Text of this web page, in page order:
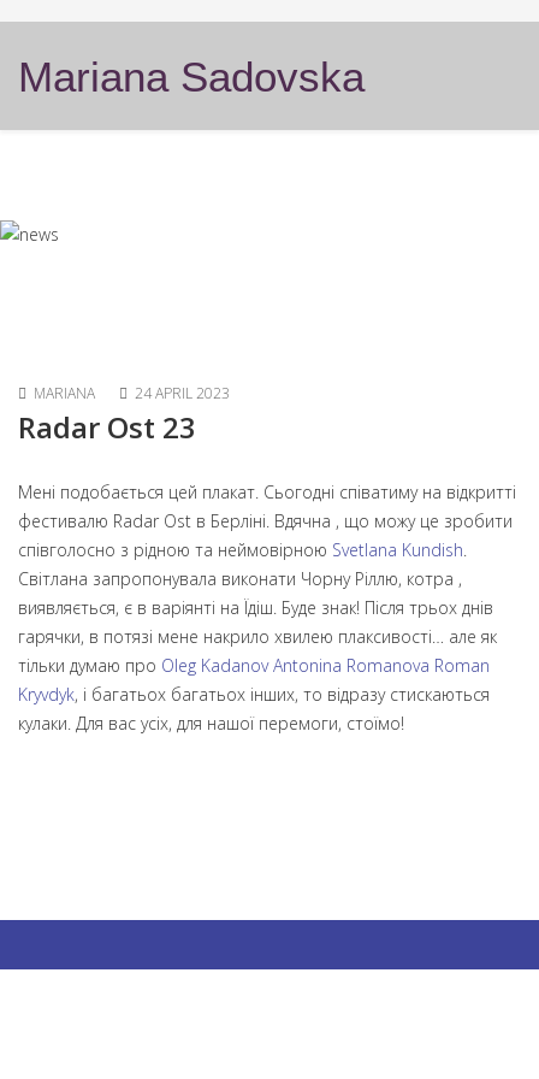
Mariana Sadovska
MARIANA 24 APRIL 2023
Radar Ost 23
Мені подобається цей плакат. Сьогодні співатиму на відкритті
фестивалю Radar Ost в Берліні. Вдячна , що можу це зробити
співголосно з рідною та неймовірною Svetlana Kundish.
Світлана запропонувала виконати Чорну Ріллю, котра ,
виявляється, є в варіянті на Їдіш. Буде знак! Після трьох днів
гарячки, в потязі мене накрило хвилею плаксивості… але як
тільки думаю про Oleg Kadanov Antonina Romanova Roman
Kryvdyk, і багатьох багатьох інших, то відразу стискаються
кулаки. Для вас усіх, для нашої перемоги, стоїмо!